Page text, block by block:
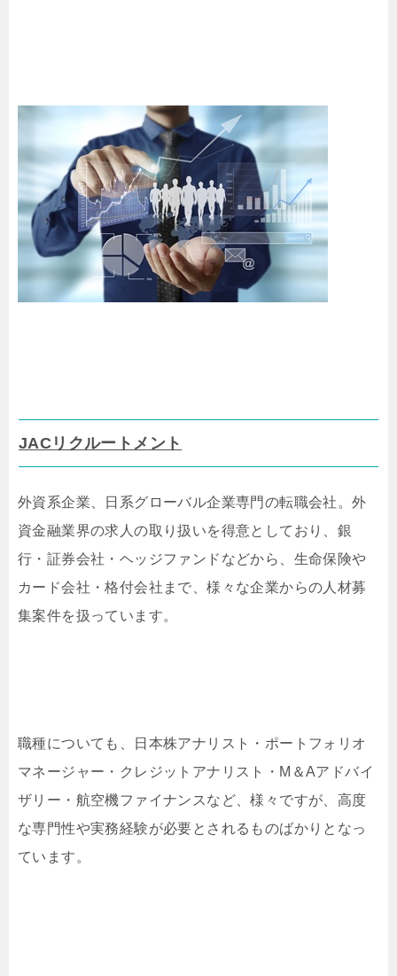
JACリクルートメント
外資系企業、日系グローバル企業専門の転職会社。外
資金融業界の求人の取り扱いを得意としており、銀
行・証券会社・ヘッジファンドなどから、生命保険や
カード会社・格付会社まで、様々な企業からの人材募
集案件を扱っています。
職種についても、日本株アナリスト・ポートフォリオ
マネージャー・クレジットアナリスト・M＆Aアドバイ
ザリー・航空機ファイナンスなど、様々ですが、高度
な専門性や実務経験が必要とされるものばかりとなっ
ています。